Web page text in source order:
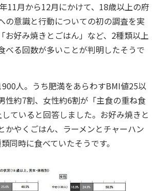
11月から12月にかけて、18歳以上の府
の意識と行動についての初の調査を実
お好み焼きとごはん」など、2種類以上
べる回数が多いことが判明したそうで
人。うち肥満をあらわすBMI値25以
性約7割、女性約6割が「主食の重ね食
ていると回答しました。お好み焼きと
かやくごはん、ラーメンとチャーハン
同時に食べていたそうです。